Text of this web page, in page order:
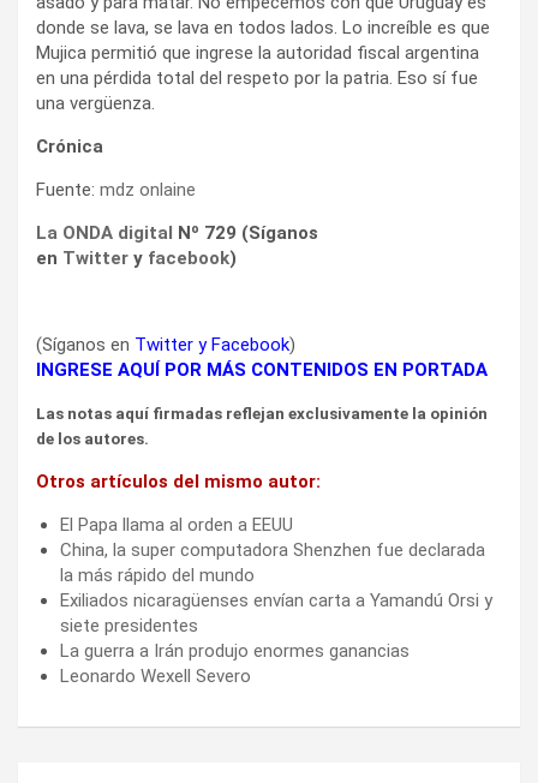
Fuente: mdz onlaine
La ONDA digitalNº 729 (Síganos
enTwitteryfacebook)
INGRESE AQUÍ POR MÁS CONTENIDOS EN PORTADA
Las notas aquí firmadas reflejan exclusivamente la opinión
de los autores.
El Papa llama al orden a EEUU
China, la super computadora Shenzhen fue declarada
Exiliados nicaragüenses envían carta a Yamandú Orsi y
siete presidentes
La guerra a Irán produjo enormes ganancias
Navegación
de
entradas
Tensiones entre los medios del FA